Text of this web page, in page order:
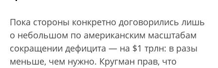
Пока стороны конкретно договорились лишь
о небольшом по американским масштабам
сокращении дефицита — на $1 трлн: в разы
меньше, чем нужно. Кругман прав, что